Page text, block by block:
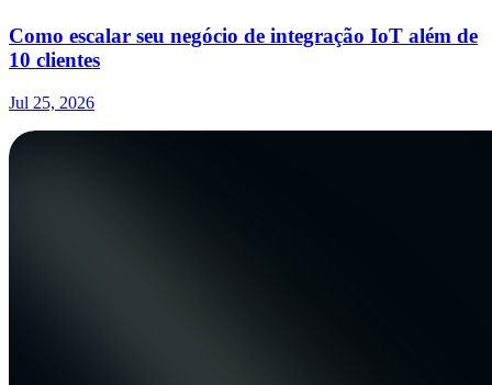
Como escalar seu negócio de integração IoT além de
10 clientes
Jul 25, 2026